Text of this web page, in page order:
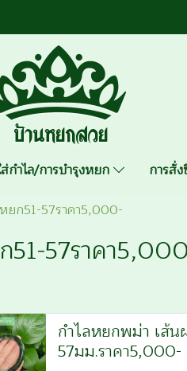
กำไล/การบำรุงหยก การสั่
ยก51-57ราคา5,000-
51-57ราคา
กำไลหยกพม่า เส้น
57มม.ราคา5,000-